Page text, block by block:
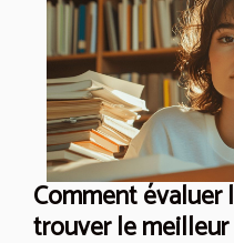
Comment
trouver le